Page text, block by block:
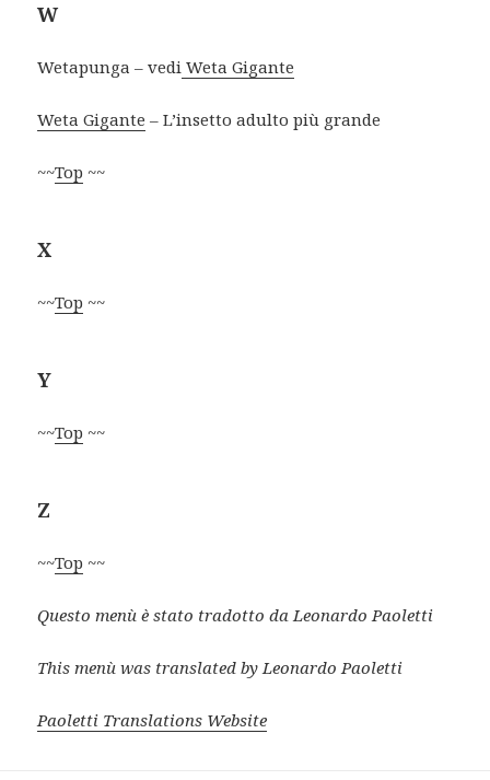
W
Wetapunga – vedi Weta Gigante
Weta Gigante – L’insetto adulto più grande
~~Top ~~
X
~~Top ~~
Y
~~Top ~~
Z
~~Top ~~
Questo menù è stato tradotto da Leonardo Paoletti
This menù was translated by Leonardo Paoletti
Paoletti Translations Website